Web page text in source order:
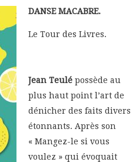
DANSE MACABRE.
Le Tour des Livres.
Jean Teulé possède au
plus haut point l’art de
dénicher des faits divers
étonnants. Après son
« Mangez-le si vous
voulez » qui évoquait